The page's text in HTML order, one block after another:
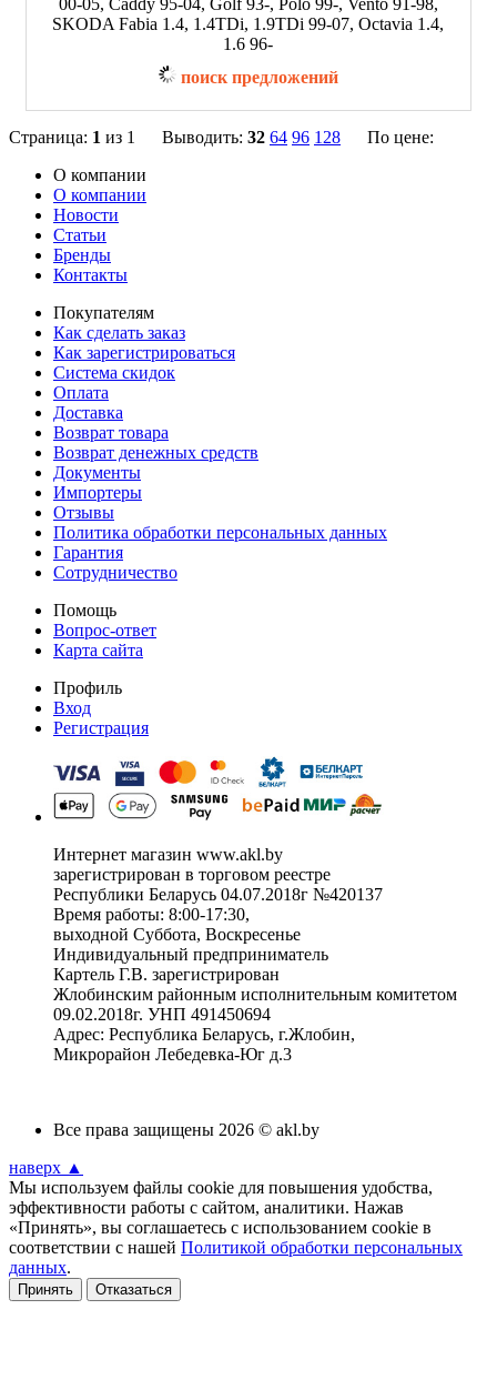
00-05, Caddy 95-04, Golf 93-, Polo 99-, Vento 91-98,
SKODA Fabia 1.4, 1.4TDi, 1.9TDi 99-07, Octavia 1.4,
1.6 96-
поиск предложений
Страница: 1 из 1 Выводить: 32 64 96 128
По цене:
О компании
О компании
Новости
Статьи
Бренды
Контакты
Покупателям
Как сделать заказ
Как зарегистрироваться
Система скидок
Оплата
Доставка
Возврат товара
Возврат денежных средств
Документы
Импортеры
Отзывы
Политика обработки персональных данных
Гарантия
Сотрудничество
Помощь
Вопрос-ответ
Карта сайта
Профиль
Вход
Регистрация
Интернет магазин www.akl.by
зарегистрирован в торговом реестре
Республики Беларусь 04.07.2018г №420137
Время работы: 8:00-17:30,
выходной Суббота, Воскресенье
Индивидуальный предприниматель
Картель Г.В. зарегистрирован
Жлобинским районным исполнительным комитетом
09.02.2018г. УНП 491450694
Адрес: Республика Беларусь, г.Жлобин,
Микрорайон Лебедевка-Юг д.3
Все права защищены 2026 © akl.by
наверх ▲
Мы используем файлы cookie для повышения удобства,
эффективности работы с сайтом, аналитики. Нажав
«Принять», вы соглашаетесь с использованием cookie в
соответствии с нашей Политикой обработки персональных
данных.
Принять Отказаться